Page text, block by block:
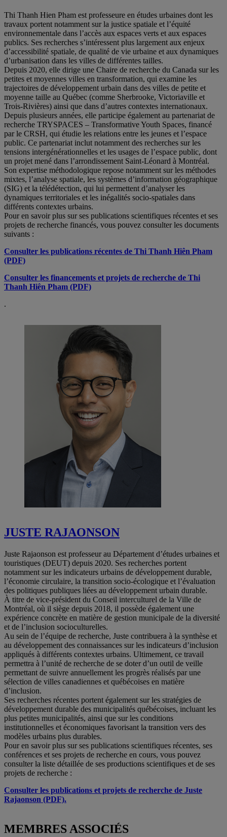
Thi Thanh Hien Pham est professeure en études urbaines dont les
travaux portent notamment sur la justice spatiale et l’équité
environnementale dans l’accès aux espaces verts et aux espaces
publics. Ses recherches s’intéressent plus largement aux enjeux
d’accessibilité spatiale, de qualité de vie urbaine et aux dynamiques
d’urbanisation dans les villes de différentes tailles.
Depuis 2020, elle dirige une Chaire de recherche du Canada sur les
petites et moyennes villes en transformation, qui examine les
trajectoires de développement urbain dans des villes de petite et
moyenne taille au Québec (comme Sherbrooke, Victoriaville et
Trois-Rivières) ainsi que dans d’autres contextes internationaux.
Depuis plusieurs années, elle participe également au partenariat de
recherche TRYSPACES – Transformative Youth Spaces, financé
par le CRSH, qui étudie les relations entre les jeunes et l’espace
public. Ce partenariat inclut notamment des recherches sur les
tensions intergénérationnelles et les usages de l’espace public, dont
un projet mené dans l’arrondissement Saint-Léonard à Montréal.
Son expertise méthodologique repose notamment sur les méthodes
mixtes, l’analyse spatiale, les systèmes d’information géographique
(SIG) et la télédétection, qui lui permettent d’analyser les
dynamiques territoriales et les inégalités socio-spatiales dans
différents contextes urbains.
Pour en savoir plus sur ses publications scientifiques récentes et ses
projets de recherche financés, vous pouvez consulter les documents
suivants :
Consulter les publications récentes de Thi Thanh Hiên Pham
(PDF)
Consulter les financements et projets de recherche de Thi
Thanh Hiên Pham (PDF)
.
JUSTE RAJAONSON
Juste Rajaonson est professeur au Département d’études urbaines et
touristiques (DEUT) depuis 2020. Ses recherches portent
notamment sur les indicateurs urbains de développement durable,
l’économie circulaire, la transition socio-écologique et l’évaluation
des politiques publiques liées au développement urbain durable.
À titre de vice-président du Conseil interculturel de la Ville de
Montréal, où il siège depuis 2018, il possède également une
expérience concrète en matière de gestion municipale de la diversité
et de l’inclusion socioculturelles.
Au sein de l’équipe de recherche, Juste contribuera à la synthèse et
au développement des connaissances sur les indicateurs d’inclusion
appliqués à différents contextes urbains. Ultimement, ce travail
permettra à l’unité de recherche de se doter d’un outil de veille
permettant de suivre annuellement les progrès réalisés par une
sélection de villes canadiennes et québécoises en matière
d’inclusion.
Ses recherches récentes portent également sur les stratégies de
développement durable des municipalités québécoises, incluant les
plus petites municipalités, ainsi que sur les conditions
institutionnelles et économiques favorisant la transition vers des
modèles urbains plus durables.
Pour en savoir plus sur ses publications scientifiques récentes, ses
conférences et ses projets de recherche en cours, vous pouvez
consulter la liste détaillée de ses productions scientifiques et de ses
projets de recherche :
Consulter les publications et projets de recherche de Juste
Rajaonson (PDF).
MEMBRES ASSOCIÉS